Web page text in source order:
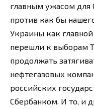
главным ужасом для
против как бы
Украины как
перешли к выборам
продолжать
нефтегазовых
российских
Сбербанком. И то, и